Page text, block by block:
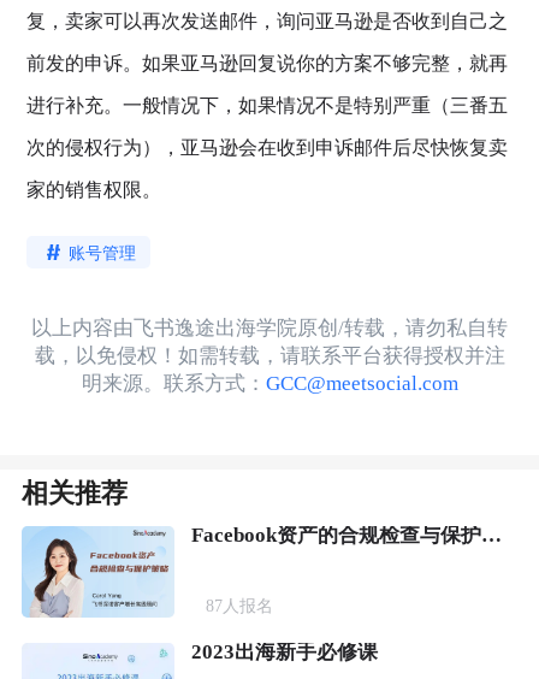
复，卖家可以再次发送邮件，询问亚马逊是否收到自己之
前发的申诉。如果亚马逊回复说你的方案不够完整，就再
进行补充。一般情况下，如果情况不是特别严重（三番五
次的侵权行为），亚马逊会在收到申诉邮件后尽快恢复卖
家的销售权限。
账号管理
以上内容由飞书逸途出海学院原创/转载，请勿私自转
载，以免侵权！如需转载，请联系平台获得授权并注
明来源。联系方式： GCC@meetsocial.com
相关推荐
Facebook资产的合规检查与保护策略
87人报名
2023出海新手必修课